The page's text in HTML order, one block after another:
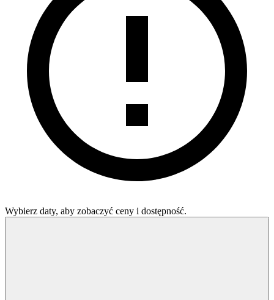
Wybierz daty, aby zobaczyć ceny i dostępność.